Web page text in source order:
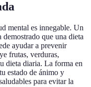
mental es innegable. Un
demostrado que una dieta
ayudar a prevenir
frutas, verduras,
dieta diaria. La forma en
estado de ánimo y
para evitar la